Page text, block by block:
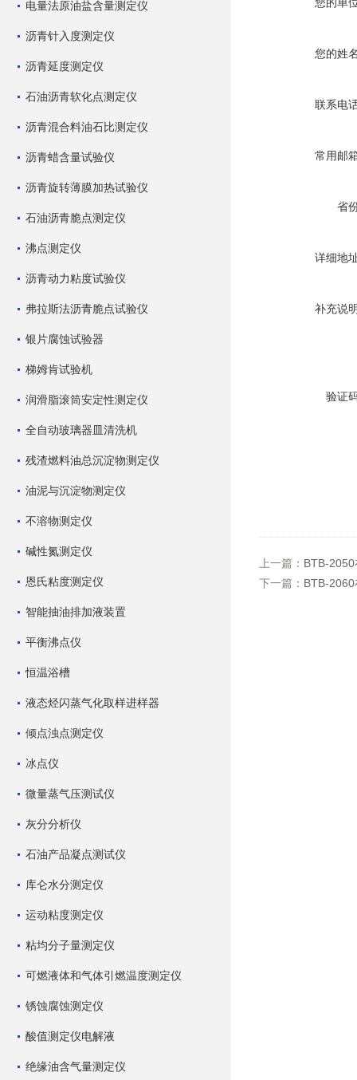
电量法原油盐含量测定仪
沥青针入度测定仪
沥青延度测定仪
石油沥青软化点测定仪
沥青混合料油石比测定仪
沥青蜡含量试验仪
沥青旋转薄膜加热试验仪
石油沥青脆点测定仪
沸点测定仪
沥青动力粘度试验仪
弗拉斯法沥青脆点试验仪
银片腐蚀试验器
梯姆肯试验机
润滑脂滚筒安定性测定仪
全自动玻璃器皿清洗机
残渣燃料油总沉淀物测定仪
油泥与沉淀物测定仪
不溶物测定仪
碱性氮测定仪
恩氏粘度测定仪
智能抽油排加液装置
平衡沸点仪
恒温浴槽
液态烃闪蒸气化取样进样器
倾点浊点测定仪
冰点仪
微量蒸气压测试仪
灰分分析仪
石油产品凝点测试仪
库仑水分测定仪
运动粘度测定仪
粘均分子量测定仪
可燃液体和气体引燃温度测定仪
锈蚀腐蚀测定仪
酸值测定仪电解液
绝缘油含气量测定仪
您的姓
联系电
常用邮
省
详细地
补充说
验证
上一篇： BTB-
下一篇： BTB-